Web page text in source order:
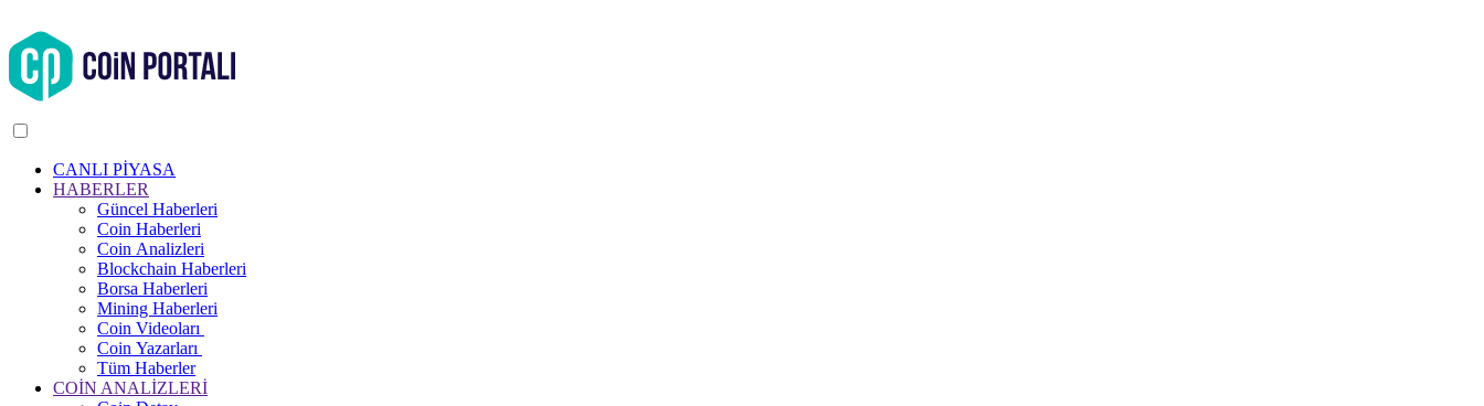
CANLI PİYASA
HABERLER
Güncel Haberleri
Coin Haberleri
Coin Analizleri
Blockchain Haberleri
Borsa Haberleri
Mining Haberleri
Coin Videoları
Coin Yazarları
Tüm Haberler
COİN ANALİZLERİ